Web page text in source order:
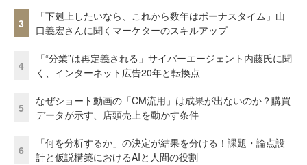
3
「下剋上したいなら、これから数年はボーナスタイム」山
口義宏さんに聞くマーケターのスキルアップ
4
「“分業”は再定義される」サイバーエージェント内藤氏に聞
く、インターネット広告20年と転換点
5
なぜショート動画の「CM流用」は成果が出ないのか？購買
データが示す、店頭売上を動かす条件
6
「何を分析するか」の決定が結果を分ける！課題・論点設
計と仮説構築におけるAIと人間の役割